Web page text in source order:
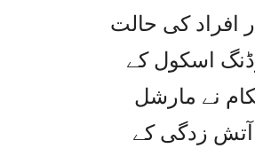
افراد کی حالت
اسکول کے
نے مارشل
آتش زدگی کے